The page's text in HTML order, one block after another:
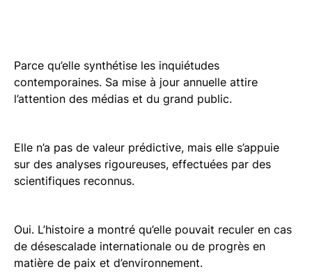
Parce qu’elle synthétise les inquiétudes
contemporaines. Sa mise à jour annuelle attire
l’attention des médias et du grand public.
Elle n’a pas de valeur prédictive, mais elle s’appuie
sur des analyses rigoureuses, effectuées par des
scientifiques reconnus.
Oui. L’histoire a montré qu’elle pouvait reculer en cas
de désescalade internationale ou de progrès en
matière de paix et d’environnement.